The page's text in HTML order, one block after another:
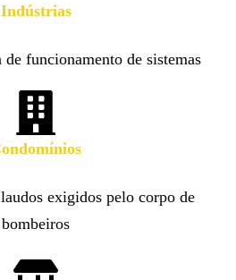
Indústrias
de funcionamento de sistemas
exigidos pelo corpo de
bombeiros